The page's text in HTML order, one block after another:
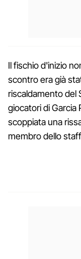
Il fischio d'inizio
scontro era già
riscaldamento del
giocatori di Garcia
scoppiata una
membro dello